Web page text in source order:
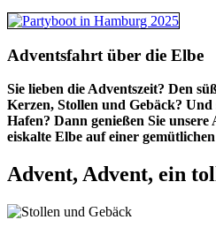
Adventsfahrt über die Elbe
Sie lieben die Adventszeit? Den
Kerzen, Stollen und Gebäck?
Hafen? Dann genießen Sie
eiskalte Elbe auf einer
Advent, Advent, ein